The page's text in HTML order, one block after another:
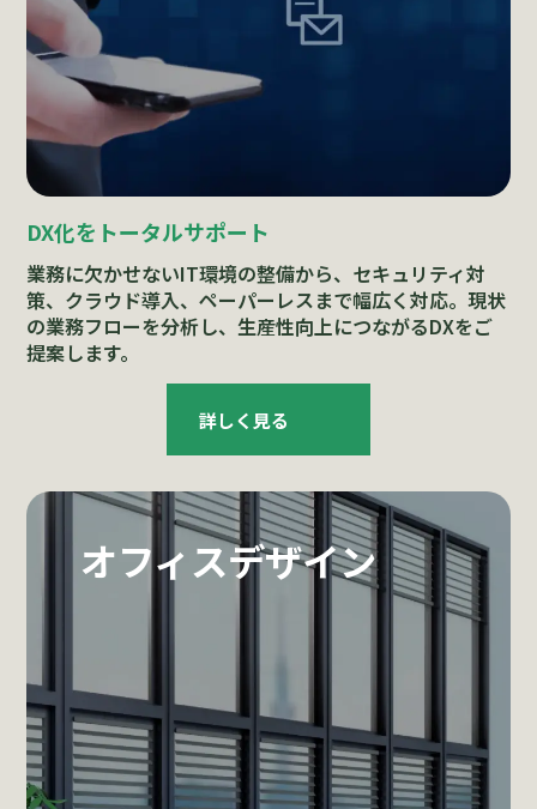
DX化をトータルサポート
業務に欠かせないIT環境の整備から、 セキュリティ対
策、クラウド導入、ペーパーレスまで幅広く対応。現状
の業務フローを分析し、生産性向上につながるDXをご
提案します。
詳しく見る
オフィスデザイン